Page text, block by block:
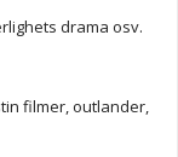
drama osv.
filmer, outlander,